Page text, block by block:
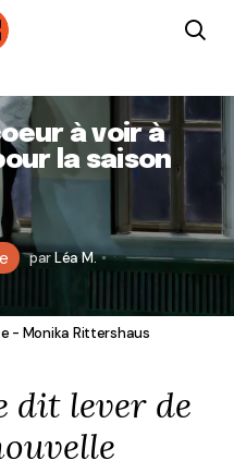
à voir à
la saison
parLéa M.
- Monika Rittershaus
dit lever de